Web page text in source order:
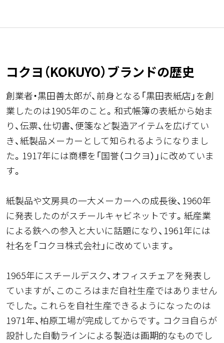
コクヨ（KOKUYO）ブランドの歴史
創業者・黒田善太郎が、前身となる「黒田表紙店」を創
業したのは1905年のこと。和式帳簿の表紙から始ま
り、伝票、仕切書、便箋など製造アイテムを広げてい
き、紙製品メーカーとして知られるようになりまし
た。1917年には商標を「国誉（コクヨ）」に改めていま
す。
紙製品や文房具の一大メーカーへの成長後、1960年
に発表したのがスチールキャビネットです。紙産業
による鉄への参入と大いに話題になり、1961年には
社名を「コクヨ株式会社」に改めています。
1965年にスチールデスク、オフィスチェアを発表し
ていますが、このころはまだ自社生産ではありません
でした。これらを自社生産できるようになったのは
1971年、柏原工場が完成してからです。コクヨ自らが
設計した自動ラインによる製造は画期的なものでし